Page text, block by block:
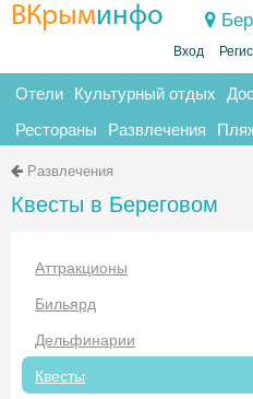
ВКрыминфо
Вход
Отели Культурный отдых
Рестораны Развлечения
Развлечения
Квесты в Береговом
Аттракционы
Бильярд
Дельфинарии
Квесты